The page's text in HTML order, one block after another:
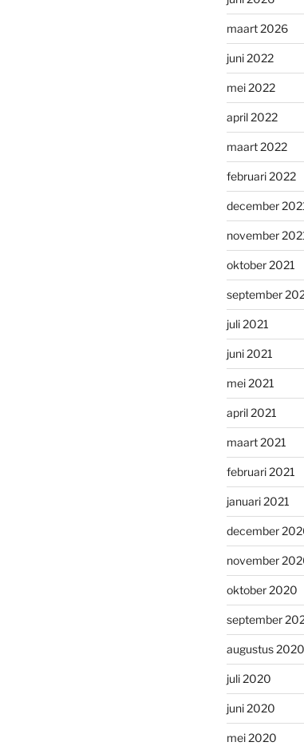
maart 2026
juni 2022
mei 2022
april 2022
maart 2022
februari 2022
december
november
oktober 2021
september
juli 2021
juni 2021
mei 2021
april 2021
maart 2021
februari 2021
januari 2021
december
november
oktober 2020
september
augustus 2020
juli 2020
juni 2020
mei 2020